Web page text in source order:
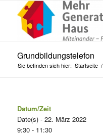
Grundbildungstelefon
Sie befinden sich hier: Startseite /
Datum/Zeit
Date(s) - 22. März 2022
9:30 - 11:30